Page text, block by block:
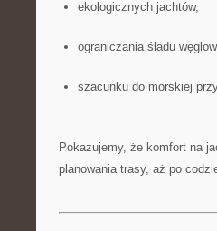
ekologicznych jachtów,
ograniczania śladu
szacunku do morskiej
Pokazujemy, że komfort na
planowania trasy, aż po